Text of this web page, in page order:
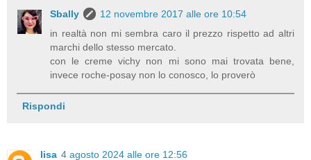
Sbally
12 novembre 2017 alle ore 10:54
in realtà non mi sembra caro il prezzo rispetto ad altri
marchi dello stesso mercato.
con le creme vichy non mi sono mai trovata bene,
invece roche-posay non lo conosco, lo proverò
Rispondi
lisa 4 agosto 2024 alle ore 12:56